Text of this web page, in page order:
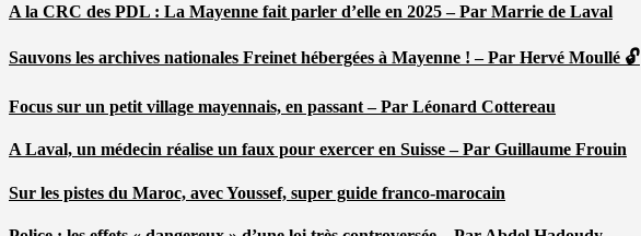
A la CRC des PDL : La Mayenne fait parler d’elle en 2025 – Par Marrie de Laval
Sauvons les archives nationales Freinet hébergées à Mayenne ! – Par Hervé Moullé 🔓
Focus sur un petit village mayennais, en passant – Par Léonard Cottereau
A Laval, un médecin réalise un faux pour exercer en Suisse – Par Guillaume Frouin
Sur les pistes du Maroc, avec Youssef, super guide franco-marocain